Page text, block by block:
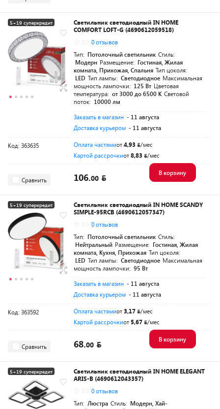
5+19 суперкредит
Разумная цена
Светильник светодиодный IN HOME
COMFORT LOFT-G (4690612059518)
0 отзывов
Тип: Потолочный светильник Стиль:
Модерн Размещение: Гостиная, Жилая
комната, Прихожая, Спальня Тип цоколя:
LED Тип лампы: Светодиодное Максимальная
мощность лампочки: 125 Вт Цветовая
температура: от 3000 до 6500 K Световой
поток: 10000 лм
Заказать в магазин - 11 августа
Доставка курьером - 11 августа
Код: 363635 Оплата частямиот4,93
/мес
Картой рассрочкиот8,83 /мес
Сравнить 106.00
В корзину
5+19 суперкредит
Разумная цена
Светильник светодиодный IN HOME SCANDY
SIMPLE-95RCB (4690612057347)
0 отзывов
Тип: Потолочный светильник Стиль:
Нейтральный Размещение: Гостиная, Жилая
комната, Кухня, Прихожая Тип цоколя:
LED Тип лампы: Светодиодное Максимальная
мощность лампочки: 95 Вт
Заказать в магазин - 11 августа
Доставка курьером - 11 августа
Код: 363592 Оплата частямиот3,17
/мес
Картой рассрочкиот 5,67 /мес
Сравнить 68.00
В корзину
5+19 суперкредит
Разумная цена
Светильник светодиодный IN HOME ELEGANT
ARIS-B (4690612043357)
0 отзывов
Тип: Люстра Стиль: Модерн, Хай-